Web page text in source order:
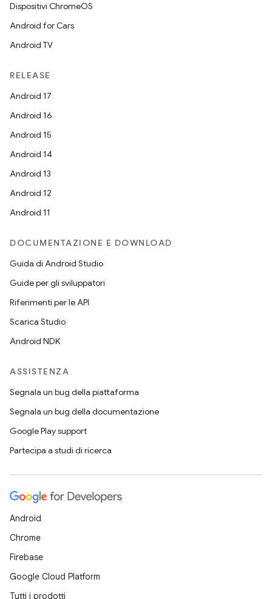
Dispositivi ChromeOS
Android for Cars
Android TV
RELEASE
Android 17
Android 16
Android 15
Android 14
Android 13
Android 12
Android 11
DOCUMENTAZIONE E DOWNLOAD
Guida di Android Studio
Guide per gli sviluppatori
Riferimenti per le API
Scarica Studio
Android NDK
ASSISTENZA
Segnala un bug della piattaforma
Segnala un bug della documentazione
Google Play support
Partecipa a studi di ricerca
Android
Chrome
Firebase
Google Cloud Platform
Tutti i prodotti